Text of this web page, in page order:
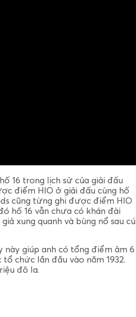
16 trong lịch sử của giải đấu
điểm HIO ở giải đấu cùng hố
cũng từng ghi được điểm HIO
hố 16 vẫn chưa có khán đài
xung quanh và bùng nổ sau cú
này giúp anh có tổng điểm âm 6
chức lần đầu vào năm 1932.
đô la.